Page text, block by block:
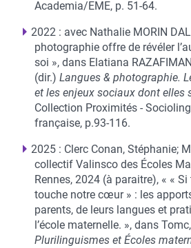
Academia/EME, p. 51-64.
2022 : avec Nathalie MORIN
photographie offre de révéler
soi », dans Elatiana
(dir.) Langues & photographie.
et les enjeux sociaux dont elles
Collection Proximités -
française, p.93-116.
2025 : Clerc Conan, Stéphanie;
collectif Valinsco des Écoles
Rennes, 2024 (à paraitre), « «
touche notre cœur » : les
parents, de leurs langues et
l’école maternelle. », dans
Plurilinguismes et Écoles